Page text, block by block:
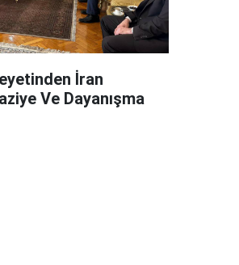
İran
Ve Dayanışma